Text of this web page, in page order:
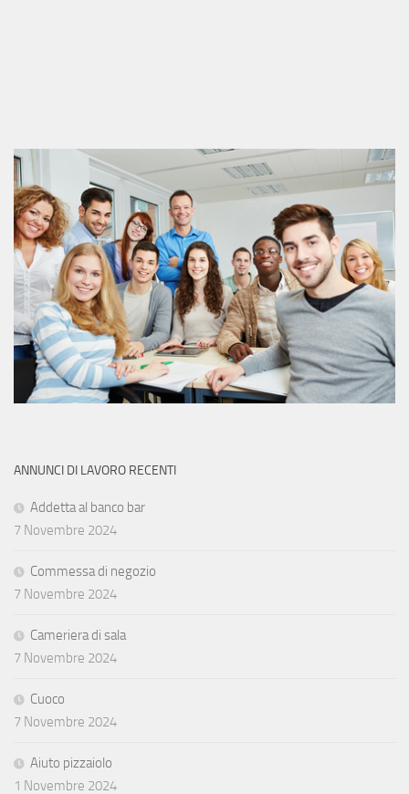
ANNUNCI DI LAVORO RECENTI
Addetta al banco bar
7 Novembre 2024
Commessa di negozio
7 Novembre 2024
Cameriera di sala
7 Novembre 2024
Cuoco
7 Novembre 2024
Aiuto pizzaiolo
1 Novembre 2024